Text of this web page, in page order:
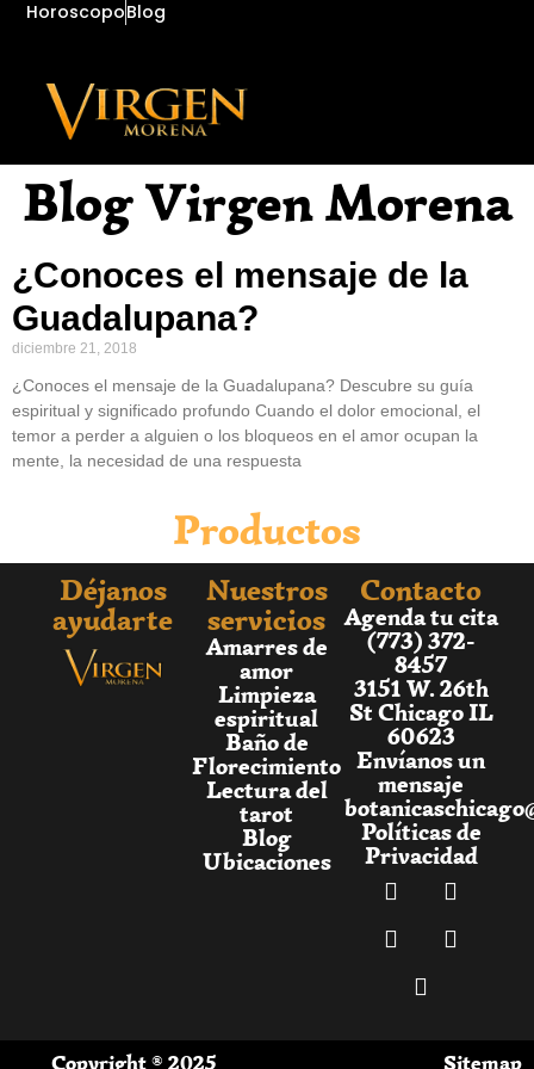
HoroscopoBlog
Blog Virgen Morena
¿Conoces el mensaje de la
Guadalupana?
diciembre 21, 2018
¿Conoces el mensaje de la Guadalupana? Descubre su guía
espiritual y significado profundo Cuando el dolor emocional, el
temor a perder a alguien o los bloqueos en el amor ocupan la
mente, la necesidad de una respuesta
Productos
Déjanos
ayudarte
Nuestros
servicios
Amarres de
amor
Limpieza
espiritual
Baño de
Florecimiento
Lectura del
tarot
Blog
Ubicaciones
Contacto
Agenda tu cita
(773) 372-
8457
3151 W. 26th
St Chicago IL
60623
Envíanos un
mensaje
Políticas de
Privacidad
Copyright ® 2025 Sitemap